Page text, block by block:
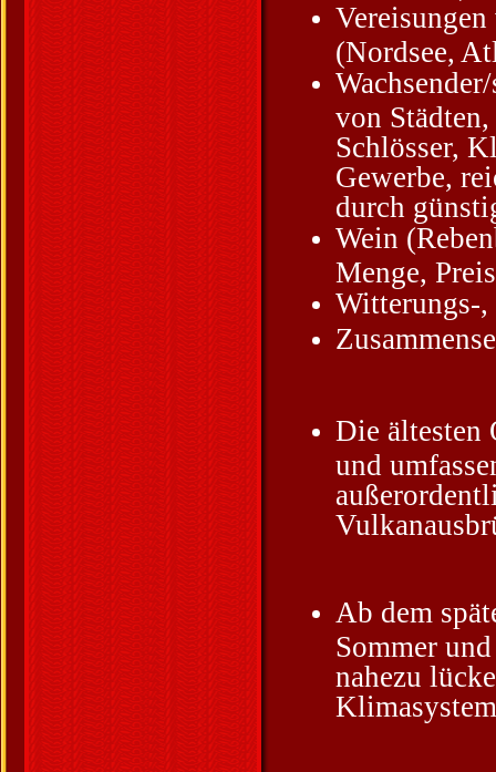
(Nordsee,
von
Schlösser,
Gewerbe,
durch
Wein
Menge,
Witterungs-,
Die ältesten
und
Ab dem
Sommer
nahezu